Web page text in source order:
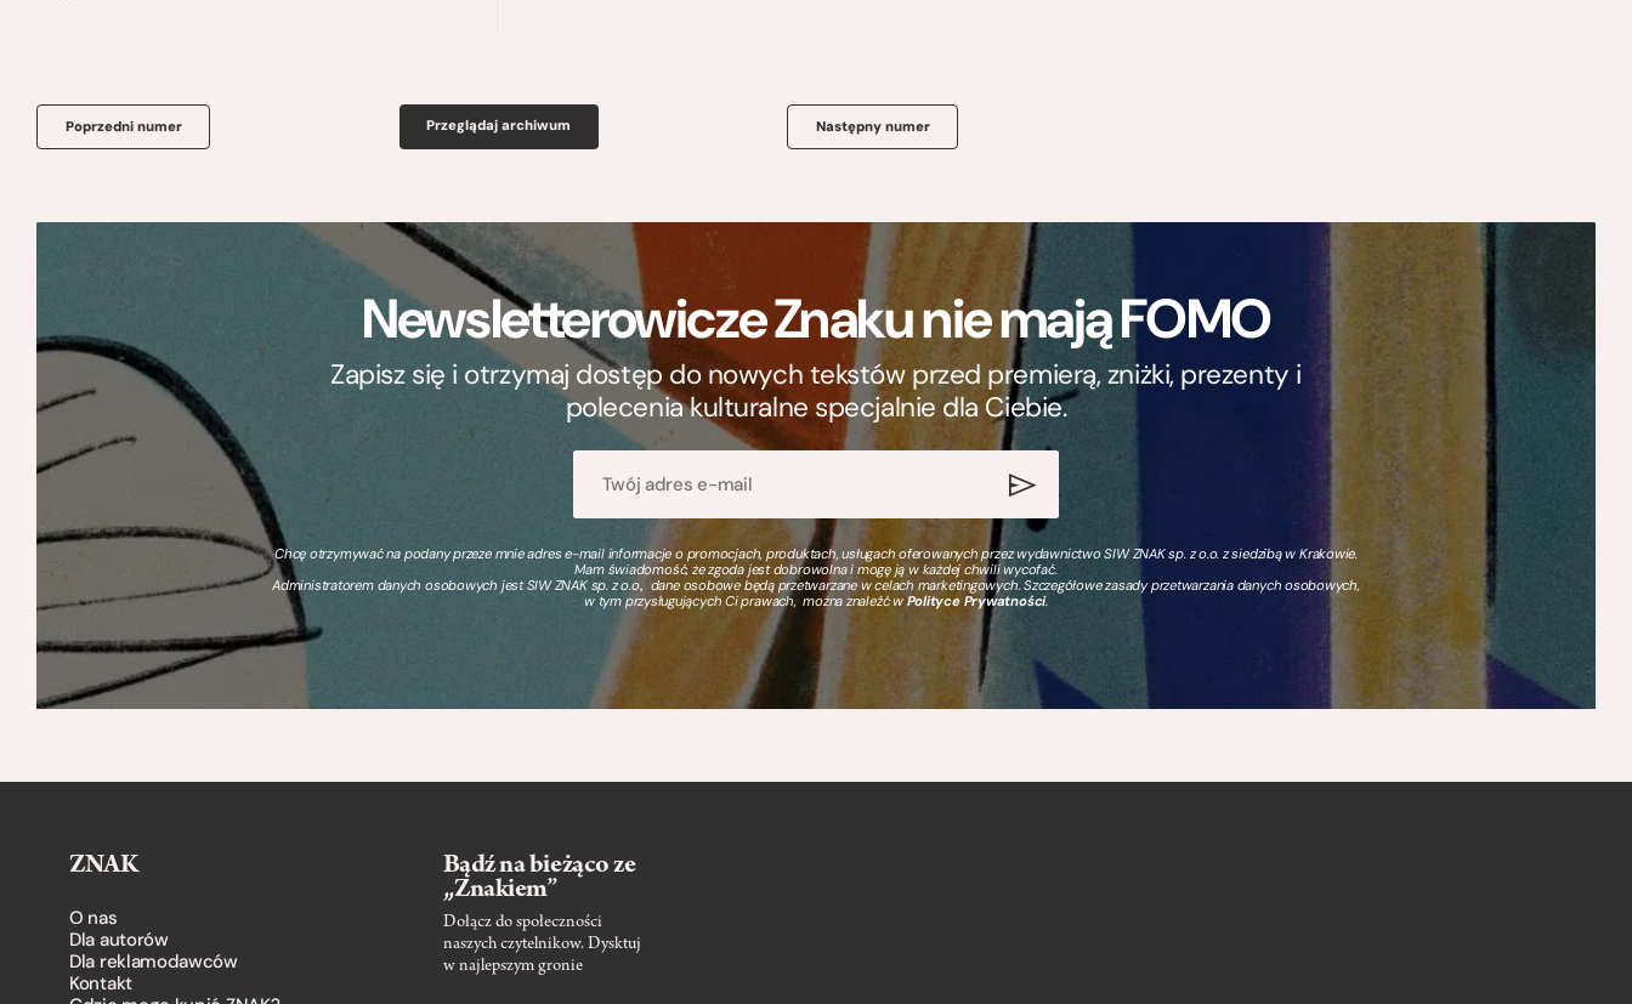
Poprzedni numer Przeglądaj archiwum Następny numer
Newsletterowicze Znaku nie mają FOMO
Zapisz się i otrzymaj dostęp do nowych tekstów przed premierą, zniżki, prezenty i
polecenia kulturalne specjalnie dla Ciebie.
Chcę otrzymywać na podany przeze mnie adres e-mail informacje o promocjach, produktach, usługach oferowanych przez wydawnictwo SIW ZNAK sp. z o.o. z siedzibą w Krakowie.
Mam świadomość, że zgoda jest dobrowolna i mogę ją w każdej chwili wycofać.
Administratorem danych osobowych jest SIW ZNAK sp. z o.o., dane osobowe będą przetwarzane w celach marketingowych. Szczegółowe zasady przetwarzania danych osobowych,
w tym przysługujących Ci prawach, można znaleźć wPolityce Prywatności.
ZNAK
O nas
Dla autorów
Dla reklamodawców
Kontakt
Bądź na bieżąco ze
„Znakiem”
Dołącz do społeczności
naszych czytelnikow. Dysktuj
w najlepszym gronie